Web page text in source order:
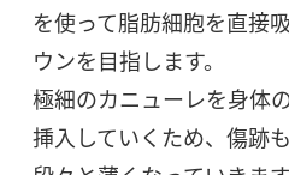
を使って脂肪細胞を直接
ウンを目指します。
極細のカニューレを身体
挿入していくため、傷跡